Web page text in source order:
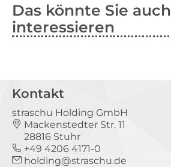
Das könnte Sie auch
interessieren
Kontakt
straschu Holding GmbH
Mackenstedter Str. 11
28816 Stuhr
+49 4206 4171-0
holding@straschu.de